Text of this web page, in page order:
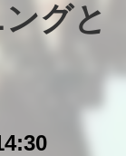
グと